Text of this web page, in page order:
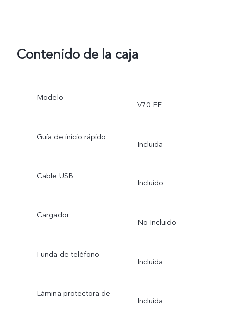
Contenido de la caja
Modelo
V70 FE
Guía de inicio rápido
Incluida
Cable USB
Incluido
Cargador
No Incluido
Funda de teléfono
Incluida
Lámina protectora de
Incluida